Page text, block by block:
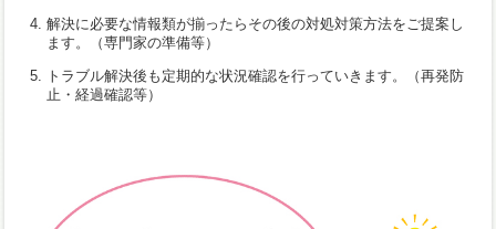
解決に必要な情報類が揃ったらその後の対処対策方法をご提案し
ます。（専門家の準備等）
トラブル解決後も定期的な状況確認を行っていきます。（再発防
止・経過確認等）